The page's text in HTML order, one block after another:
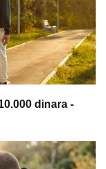
dinara -